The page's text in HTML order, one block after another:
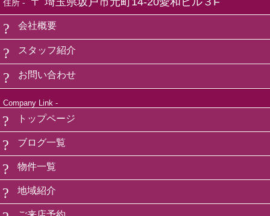
住所 -
会社概要
スタッフ紹介
お問い合わせ
Company Link -
トップページ
ブログ一覧
物件一覧
地域紹介